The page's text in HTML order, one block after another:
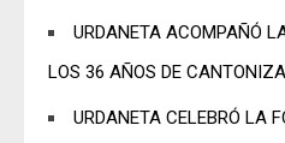
URDANETA ACOMPAÑÓ
LOS 36 AÑOS DE
URDANETA CELEBRÓ LA